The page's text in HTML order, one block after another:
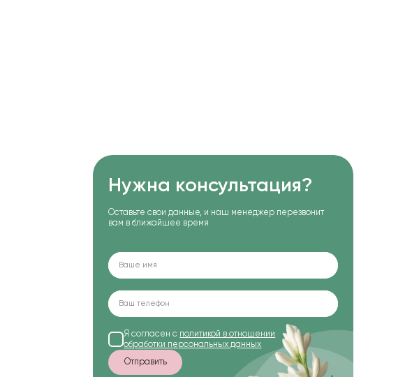
Нужна консультация?
Оставьте свои данные, и наш менеджер перезвонит
вам в ближайшее время
Я согласен с политикой в отношении
обработки персональных данных
Отправить